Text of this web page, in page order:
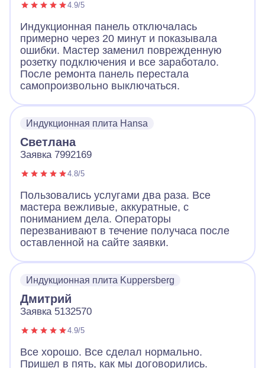
4.9/5
Индукционная панель отключалась
примерно через 20 минут и показывала
ошибки. Мастер заменил поврежденную
розетку подключения и все заработало.
После ремонта панель перестала
самопроизвольно выключаться.
Индукционная плита Hansa
Светлана
Заявка 7992169
4.8/5
Пользовались услугами два раза. Все
мастера вежливые, аккуратные, с
пониманием дела. Операторы
перезванивают в течение получаса после
оставленной на сайте заявки.
Индукционная плита Kuppersberg
Дмитрий
Заявка 5132570
4.9/5
Все хорошо. Все сделал нормально.
Пришел в пять, как мы договорились.